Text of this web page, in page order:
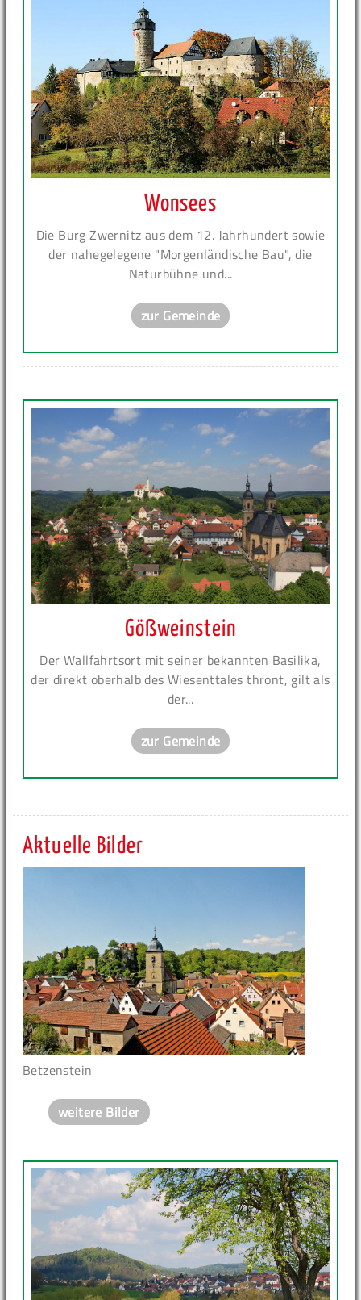
Wonsees
Die Burg Zwernitz aus dem 12. Jahrhundert sowie
der nahegelegene "Morgenländische Bau", die
Naturbühne und...
zur Gemeinde
Gößweinstein
Der Wallfahrtsort mit seiner bekannten Basilika,
der direkt oberhalb des Wiesenttales thront, gilt als
der...
zur Gemeinde
Aktuelle Bilder
Betzenstein
weitere Bilder